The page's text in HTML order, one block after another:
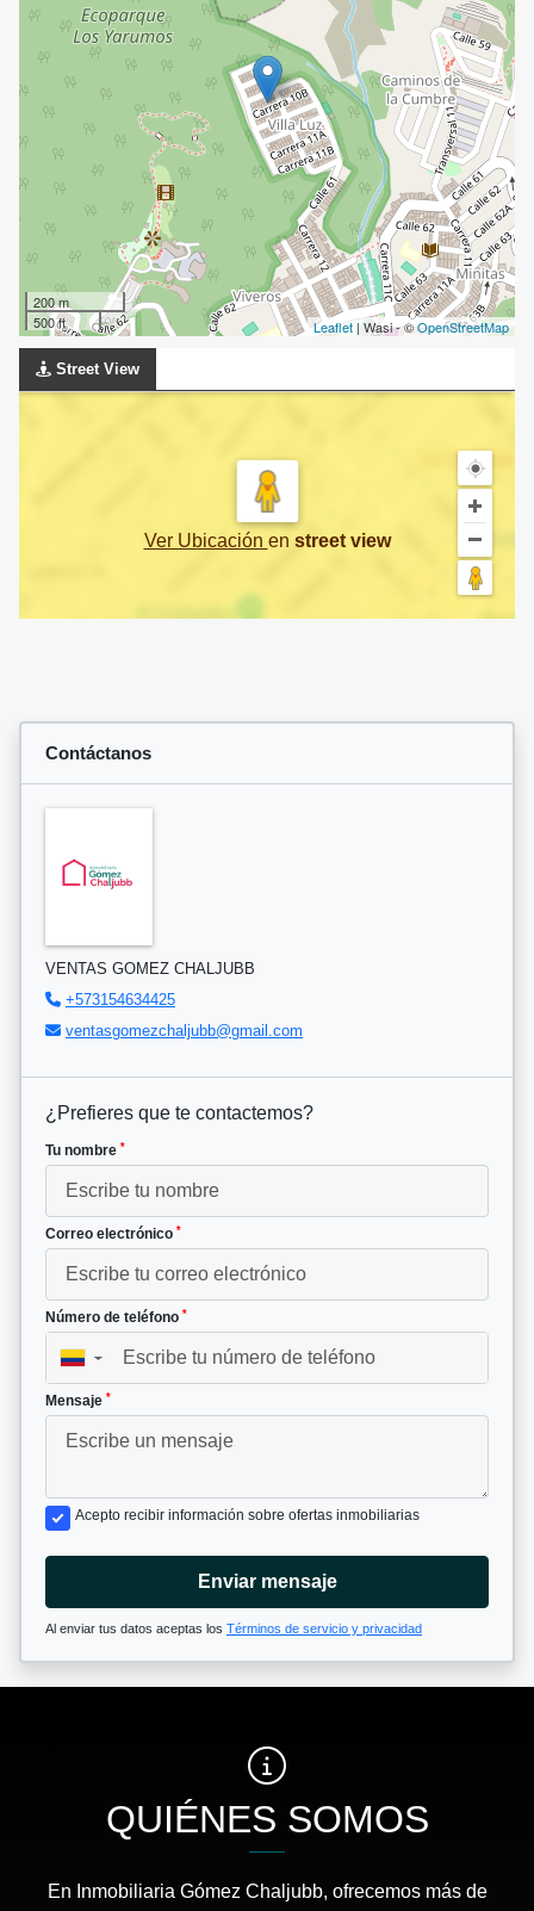
200 m
500 ft
Leaflet | Wasi - ©OpenStreetMap
Street View
Ver Ubicación en street view
Contáctanos
VENTAS GOMEZ CHALJUBB
+573154634425
ventasgomezchaljubb@gmail.com
¿Prefieres que te contactemos?
Tu nombre *
Correo electrónico *
Número de teléfono *
▼
Mensaje *
Acepto recibir información sobre ofertas inmobiliarias
Enviar mensaje
Al enviar tus datos aceptas los Términos de servicio y privacidad
QUIÉNES SOMOS
En Inmobiliaria Gómez Chaljubb, ofrecemos más de